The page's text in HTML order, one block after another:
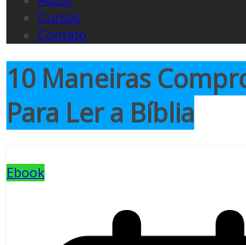
Cursos
Contato
10 Maneiras
Para Ler a Bíblia
Ebook